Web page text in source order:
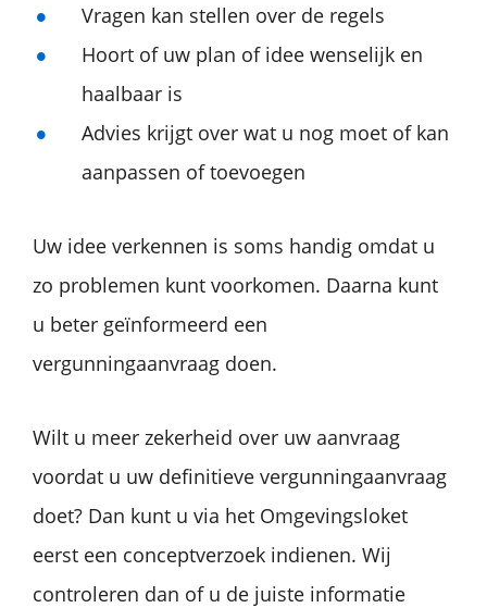
Vragen kan stellen over de regels
Hoort of uw plan of idee wenselijk en
haalbaar is
Advies krijgt over wat u nog moet of kan
aanpassen of toevoegen
Uw idee verkennen is soms handig omdat u
zo problemen kunt voorkomen. Daarna kunt
u beter geïnformeerd een
vergunningaanvraag doen.
Wilt u meer zekerheid over uw aanvraag
voordat u uw definitieve vergunningaanvraag
doet? Dan kunt u via het Omgevingsloket
eerst een conceptverzoek indienen. Wij
controleren dan of u de juiste informatie